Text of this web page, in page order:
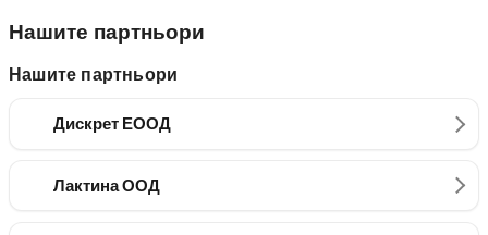
Нашите партньори
Нашите партньори
Дискрет ЕООД
Лактина ООД